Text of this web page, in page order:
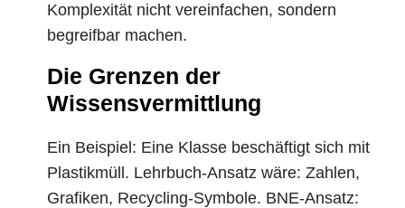
Komplexität nicht vereinfachen, sondern
begreifbar machen.
Die Grenzen der
Wissensvermittlung
Ein Beispiel: Eine Klasse beschäftigt sich mit
Plastikmüll. Lehrbuch-Ansatz wäre: Zahlen,
Grafiken, Recycling-Symbole. BNE-Ansatz: